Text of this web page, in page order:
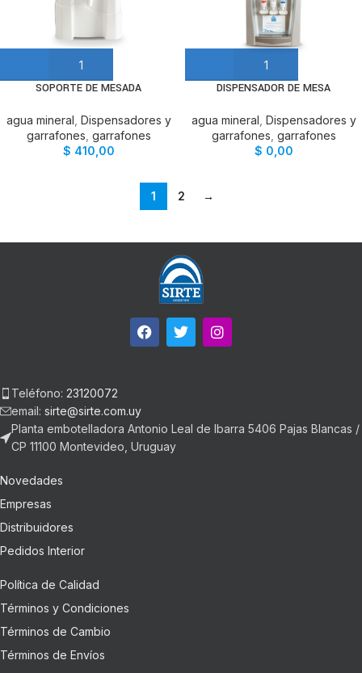
SOPORTE DE MESADA
agua mineral Dispensadores y
garrafones garrafones
$ 410,00
DISPENSADOR DE MESA
agua mineral Dispensadores y
garrafones garrafones
$ 0,00
1 2 →
Teléfono: 23120072
email: sirte@sirte.com.uy
Planta embotelladora Antonio Leal de Ibarra 5406 Pajas Blancas /
CP 11100 Montevideo, Uruguay
Novedades
Empresas
Distribuidores
Pedidos Interior
Política de Calidad
Términos y Condiciones
Términos de Cambio
Términos de Envíos